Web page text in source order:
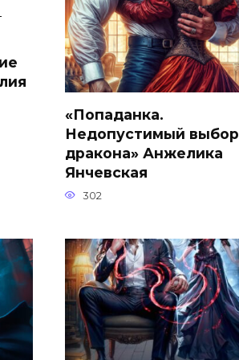
«Попаданка.
Недопустимый выбор
дракона» Анжелика
Янчевская
302